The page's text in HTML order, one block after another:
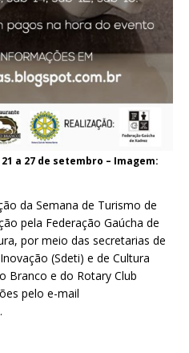
a 27 de setembro – Imagem:
da Semana de Turismo de
pela Federação Gaúcha de
por meio das secretarias de
(Sdeti) e de Cultura
Branco e do Rotary Club
pelo e-mail